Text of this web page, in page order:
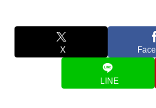
X
LINE